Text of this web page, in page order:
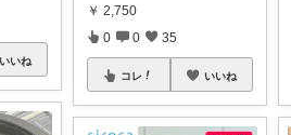
いいね
￥ 2,750
0 0 35
コレ いいね